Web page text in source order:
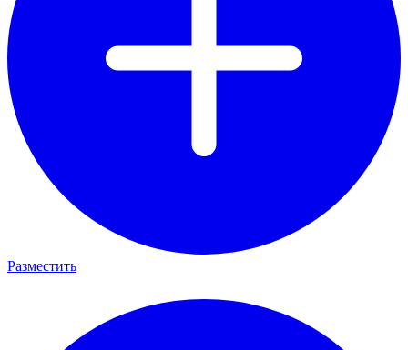
Разместить